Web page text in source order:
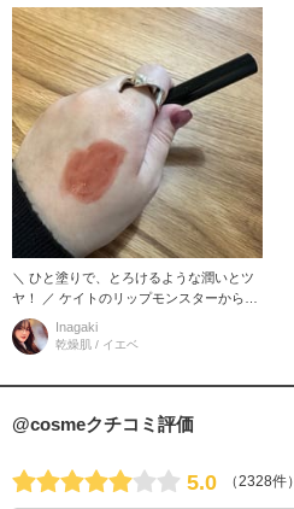
＼ ひと塗りで、とろけるような潤いとツ
ヤ！ ／ ケイトのリップモンスターから登
場した、ツヤを極めた新タイプ！ 乾燥し
がちな唇にも、なめらかに伸
Inagaki
乾燥肌 / イエベ
@cosmeクチコミ評価
5.0 （2328件）